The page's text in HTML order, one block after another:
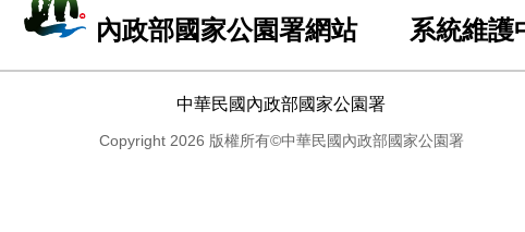
內政部國家公園署網站 系統維護
中華民國內政部國家公園署
Copyright 2026 版權所有©中華民國內政部國家公園署